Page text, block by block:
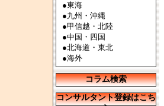
●東海
●九州・沖縄
●甲信越・北陸
●中国・四国
●北海道・東北
●海外
コラム検索
コンサルタント登録はこち